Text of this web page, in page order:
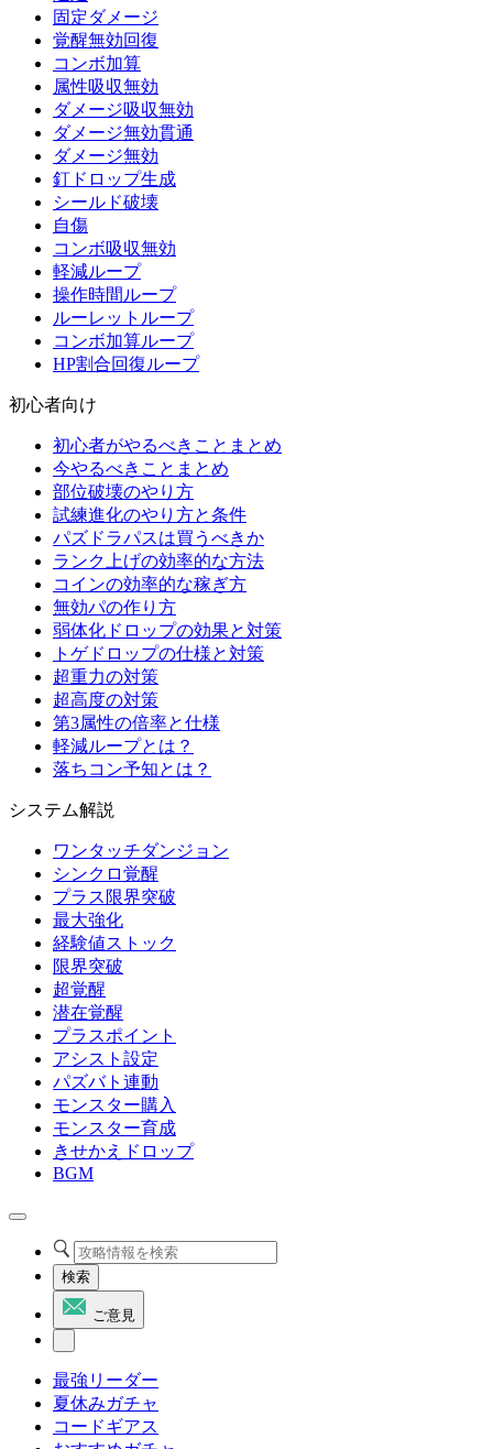
固定ダメージ
覚醒無効回復
コンボ加算
属性吸収無効
ダメージ吸収無効
ダメージ無効貫通
ダメージ無効
釘ドロップ生成
シールド破壊
自傷
コンボ吸収無効
軽減ループ
操作時間ループ
ルーレットループ
コンボ加算ループ
HP割合回復ループ
初心者向け
初心者がやるべきことまとめ
今やるべきことまとめ
部位破壊のやり方
試練進化のやり方と条件
パズドラパスは買うべきか
ランク上げの効率的な方法
コインの効率的な稼ぎ方
無効パの作り方
弱体化ドロップの効果と対策
トゲドロップの仕様と対策
超重力の対策
超高度の対策
第3属性の倍率と仕様
軽減ループとは？
落ちコン予知とは？
システム解説
ワンタッチダンジョン
シンクロ覚醒
プラス限界突破
最大強化
経験値ストック
限界突破
超覚醒
潜在覚醒
プラスポイント
アシスト設定
パズバト連動
モンスター購入
モンスター育成
きせかえドロップ
BGM
検索
ご意見
最強リーダー
夏休みガチャ
コードギアス